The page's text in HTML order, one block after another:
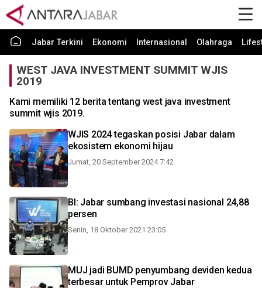
Jabar Terkini Ekonomi Internasional Olahraga
WEST JAVA INVESTMENT SUMMIT WJIS
2019
Kami memiliki 12 berita tentang west java investment
summit wjis 2019.
WJIS 2024 tegaskan posisi Jabar dalam
ekosistem ekonomi hijau
Jumat, 20 September 2024 7:42
BI: Jabar sumbang investasi nasional 24,88
persen
Senin, 18 Oktober 2021 23:05
MUJ jadi BUMD penyumbang deviden kedua
terbesar untuk Pemprov Jabar